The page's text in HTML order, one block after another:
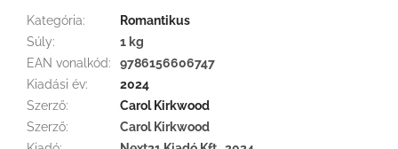
Kategória:
Romantikus
Súly:
1 kg
EAN vonalkód:
9786156606747
Kiadási év:
2024
Szerző:
Carol Kirkwood
Szerző:
Carol Kirkwood